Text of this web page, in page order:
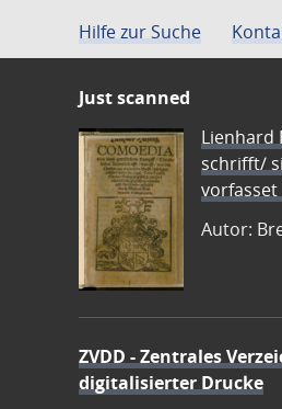
Hilfe zur Suche
Just scanned
Lienhard
schrifft/
Autor:
ZVDD - Zentrales
digitalisierter Drucke